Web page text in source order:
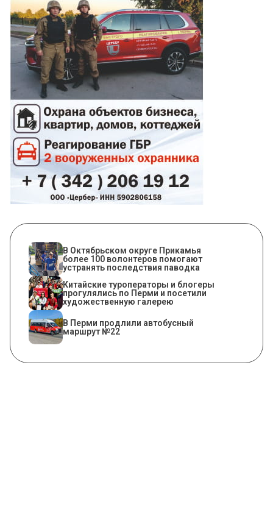
В Октябрьском округе Прикамья
более 100 волонтеров помогают
устранять последствия паводка
Китайские туроператоры и блогеры
прогулялись по Перми и посетили
художественную галерею
В Перми продлили автобусный
маршрут №22